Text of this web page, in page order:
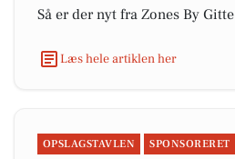
Så er der nyt fra Zones By Gitte
Læs hele artiklen her
OPSLAGSTAVLEN SPONSORERET